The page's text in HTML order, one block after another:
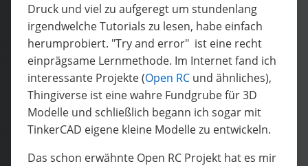
Druck und viel zu aufgeregt um stundenlang
irgendwelche Tutorials zu lesen, habe einfach
herumprobiert. "Try and error" ist eine recht
einprägsame Lernmethode. Im Internet fand ich
interessante Projekte (Open RC und ähnliches),
Thingiverse ist eine wahre Fundgrube für 3D
Modelle und schließlich begann ich sogar mit
TinkerCAD eigene kleine Modelle zu entwickeln.
Das schon erwähnte Open RC Projekt hat es mir